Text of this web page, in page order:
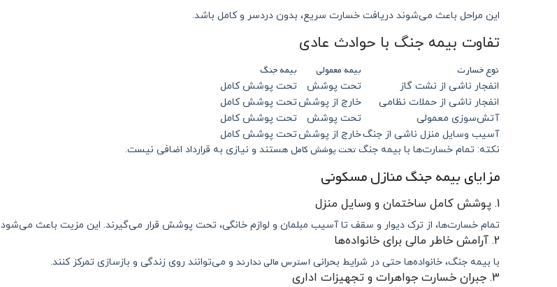
این مراحل باعث می‌شوند دریافت خسارت سریع، بدون دردسر و کامل باشد.
تفاوت بیمه جنگ با حوادث عادی
نوع خسارت بیمه معمولی بیمه جنگ
انفجار ناشی از نشت گاز تحت پوشش
تحت پوشش کامل
انفجار ناشی از حملات نظامی
خارج از پوششتحت پوشش کامل
آتش‌سوزی معمولی
تحت پوشش
تحت پوشش کامل
آسیب وسایل منزل ناشی از جنگخارج از پوششتحت پوشش کامل
نکته: تمام خسارت‌ها با بیمه جنگ تحت پوشش کامل هستند و نیازی به قرارداد اضافی نیست.
مزایای بیمه جنگ منازل مسکونی
1. پوشش کامل ساختمان و وسایل منزل
تمام خسارت‌ها، از ترک دیوار و سقف تا آسیب مبلمان و لوازم خانگی، تحت پوشش قرار می‌گیرند. این مزیت باعث می‌شود
2. آرامش خاطر مالی برای خانواده‌ها
با بیمه جنگ، خانواده‌ها حتی در شرایط بحرانی استرس مالی ندارند و می‌توانند روی زندگی و بازسازی تمرکز کنند.
3. جبران خسارت جواهرات و تجهیزات اداری